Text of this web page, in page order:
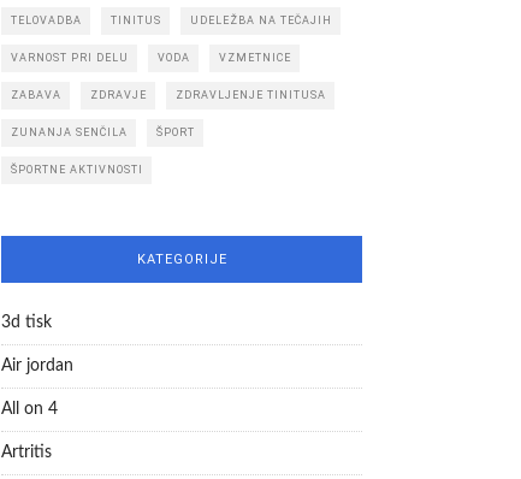
TELOVADBA TINITUS UDELEŽBA NA TEČAJIH
VARNOST PRI DELU VODA VZMETNICE
ZABAVA ZDRAVJE ZDRAVLJENJE TINITUSA
ZUNANJA SENČILA ŠPORT
ŠPORTNE AKTIVNOSTI
KATEGORIJE
3d tisk
Air jordan
All on 4
Artritis